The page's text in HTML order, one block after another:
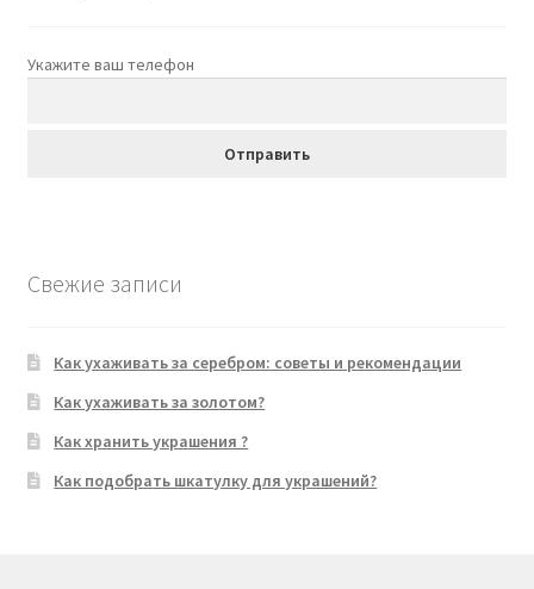
Укажите ваш телефон
Свежие записи
Как ухаживать за серебром: советы и рекомендации
Как ухаживать за золотом?
Как хранить украшения ?
Как подобрать шкатулку для украшений?